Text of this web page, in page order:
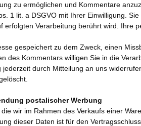
zu ermöglichen und Kommentare
1 lit. a DSGVO mit Ihrer Einwilligung.
Verarbeitung berührt wird. Ihre
gespeichert zu dem Zweck, einen
des Kommentars willigen Sie in die
durch Mitteilung an uns
postalischer Werbung
wir im Rahmen des Verkaufs einer
dieser Daten ist für den